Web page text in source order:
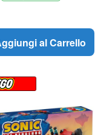
al Carrello